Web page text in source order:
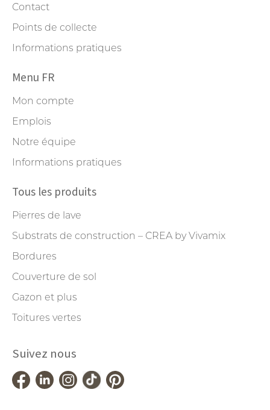
Contact
Points de collecte
Informations pratiques
Menu FR
Mon compte
Emplois
Notre équipe
Informations pratiques
Tous les produits
Pierres de lave
Substrats de construction – CREA by Vivamix
Bordures
Couverture de sol
Gazon et plus
Toitures vertes
Suivez nous